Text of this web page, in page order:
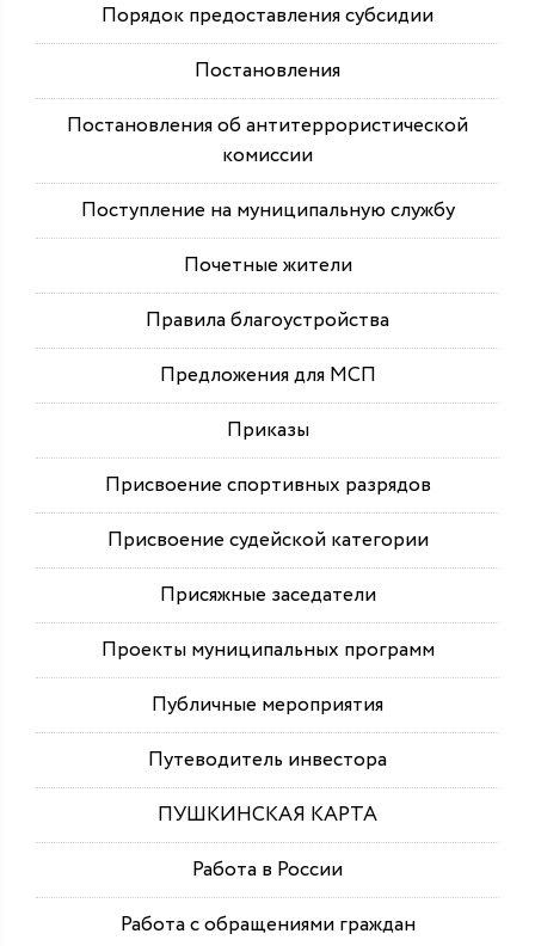
Порядок предоставления субсидии
Постановления
Постановления об антитеррористической
комиссии
Поступление на муниципальную службу
Почетные жители
Правила благоустройства
Предложения для МСП
Приказы
Присвоение спортивных разрядов
Присвоение судейской категории
Присяжные заседатели
Проекты муниципальных программ
Публичные мероприятия
Путеводитель инвестора
ПУШКИНСКАЯ КАРТА
Работа в России
Работа с обращениями граждан